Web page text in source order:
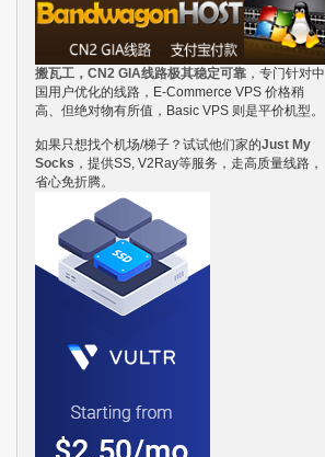
搬瓦工，CN2 GIA线路极其稳定可靠 ，专门针对中
国用户优化的线路，E-Commerce VPS 价格稍
高、但绝对物有所值，Basic VPS 则是平价机型。
如果只想找个机场/梯子？试试他们家的Just My
Socks ，提供SS, V2Ray等服务，走高质量线路，
省心免折腾。